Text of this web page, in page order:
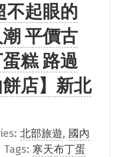
不起眼的
平價古
糕 路過
店】新北
北部旅遊, 國內
Tags: 寒天布丁蛋